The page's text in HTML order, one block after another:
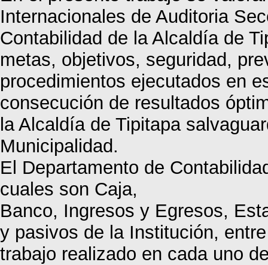
Internacionales de Auditoria
Contabilidad de la Alcaldía de
metas, objetivos, seguridad,
procedimientos ejecutados en
consecución de resultados
la Alcaldía de Tipitapa
Municipalidad.
El Departamento de
cuales son Caja,
Banco, Ingresos y Egresos,
y pasivos de la Institución,
trabajo realizado en cada uno